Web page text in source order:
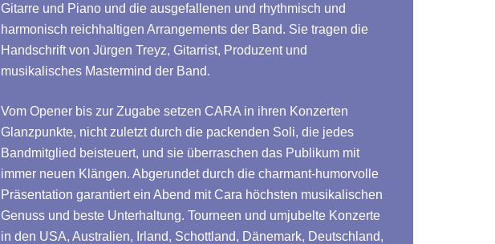
Gitarre und Piano und die ausgefallenen und rhythmisch und
harmonisch reichhaltigen Arrangements der Band. Sie tragen die
Handschrift von Jürgen Treyz, Gitarrist, Produzent und
musikalisches Mastermind der Band.
Vom Opener bis zur Zugabe setzen CARA in ihren Konzerten
Glanzpunkte, nicht zuletzt durch die packenden Soli, die jedes
Bandmitglied beisteuert, und sie überraschen das Publikum mit
immer neuen Klängen. Abgerundet durch die charmant-humorvolle
Präsentation garantiert ein Abend mit Cara höchsten musikalischen
Genuss und beste Unterhaltung. Tourneen und umjubelte Konzerte
in den USA, Australien, Irland, Schottland, Dänemark, Deutschland,